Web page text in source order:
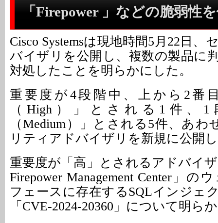
「Firepower 」などの脆弱性
Cisco Systemsは現地時間5月22日、
バイザリを公開し、複数の製品に
対処したことを明らかにした。
重要度が4段階中、上から2番
（High）」とされる1件、
（Medium）」とされる5件、あ
リティアドバイザリを新規に公開
重要度が「高」とされるアドバイ
Firepower Management Center」の
フェースに存在するSQLインジェ
「CVE-2024-20360」について明ら